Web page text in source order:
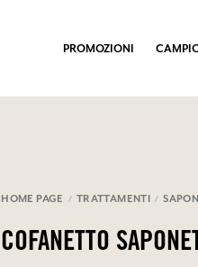
PROMOZIONI
HOME PAGE TRATTAMENTI
COFANETTO